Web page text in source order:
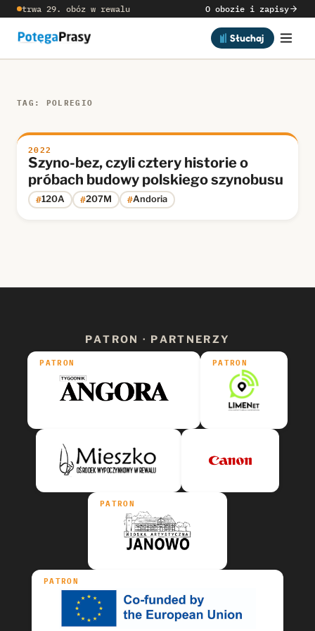
trwa 29. obóz w rewalu O obozie i zapisy
Słuchaj
TAG: POLREGIO
2022
Szyno-bez, czyli cztery historie o
próbach budowy polskiego szynobusu
#120A #207M #Andoria
PATRON · PARTNERZY
PATRON PATRON
PATRON
PATRON